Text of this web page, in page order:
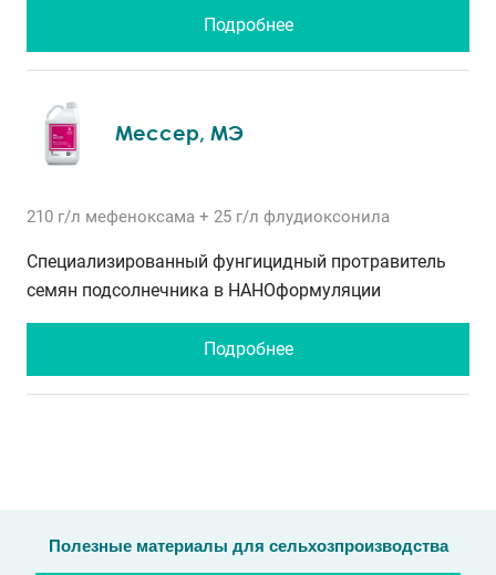
Подробнее
Мессер, МЭ
210 г/л мефеноксама + 25 г/л флудиоксонила
Специализированный фунгицидный протравитель
семян подсолнечника в НАНОформуляции
Подробнее
Полезные материалы для сельхозпроизводства